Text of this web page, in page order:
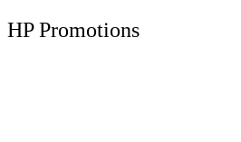
HP Promotions